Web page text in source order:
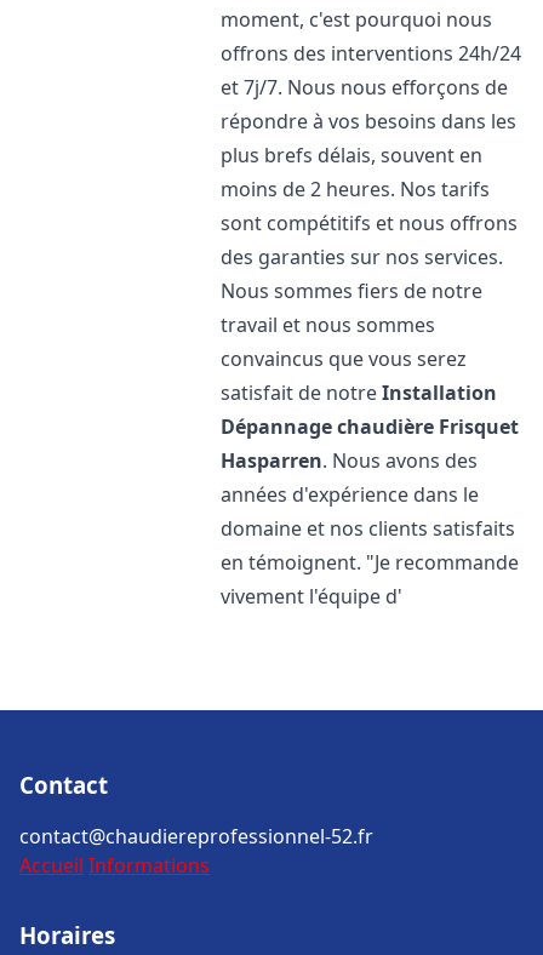
moment, c'est pourquoi nous
offrons des interventions 24h/24
et 7j/7. Nous nous efforçons de
répondre à vos besoins dans les
plus brefs délais, souvent en
moins de 2 heures. Nos tarifs
sont compétitifs et nous offrons
des garanties sur nos services.
Nous sommes fiers de notre
travail et nous sommes
convaincus que vous serez
satisfait de notreInstallation
Dépannage chaudière Frisquet
Hasparren. Nous avons des
années d'expérience dans le
domaine et nos clients satisfaits
en témoignent. "Je recommande
vivement l'équipe d'
Contact
contact@chaudiereprofessionnel-52.fr
Accueil Informations
Horaires